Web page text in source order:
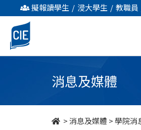
浸
大
學
擬報讀學生 / 浸大學生 / 教職員
消息及媒體
>消息及媒體 >學院消